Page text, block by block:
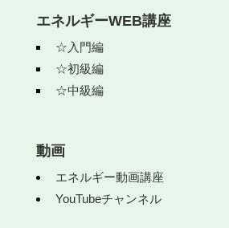
エネルギーWEB講座
☆入門編
☆初級編
☆中級編
動画
エネルギー動画講座
YouTubeチャンネル